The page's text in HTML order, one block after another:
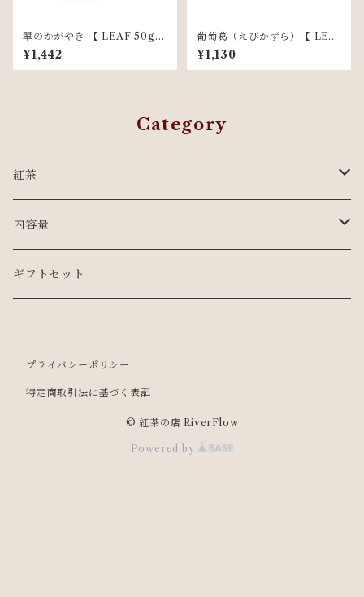
翠のかがやき 【 LEAF 50g
】
¥1,442
葡萄葛（えびかずら）【 LEA
F 50g 】
¥1,130
Category
紅茶
至幸の紅茶シリーズ
有機栽培紅茶（オーガニック）・化学肥料不使用
台湾
インド
カフェインレスティー
内容量
LEAF 50g
TEA BAG 10個入
ギフトセット
プライバシーポリシー
特定商取引法に基づく表記
© 紅茶の店 RiverFlow
Powered by